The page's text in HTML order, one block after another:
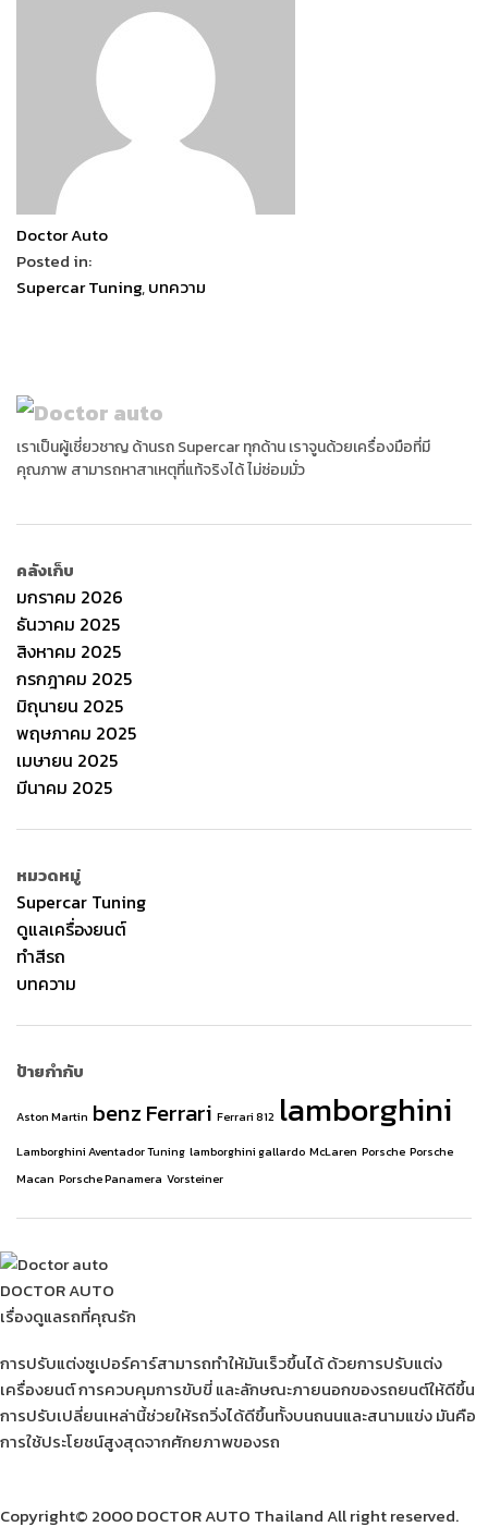
Doctor Auto
Posted in:
Supercar Tuning,บทความ
เราเป็นผู้เชี่ยวชาญ ด้านรถ Supercar ทุกด้าน เราจูนด้วยเครื่องมือที่มี
คุณภาพ สามารถหาสาเหตุที่แท้จริงได้ ไม่ซ่อมมั่ว
คลังเก็บ
มกราคม 2026
ธันวาคม 2025
สิงหาคม 2025
กรกฎาคม 2025
มิถุนายน 2025
พฤษภาคม 2025
เมษายน 2025
มีนาคม 2025
หมวดหมู่
Supercar Tuning
ดูแลเครื่องยนต์
ทำสีรถ
บทความ
ป้ายกำกับ
Aston Martin benzFerrari Ferrari 812 lamborghini
Lamborghini Aventador Tuning lamborghini gallardo McLaren Porsche Porsche
Macan Porsche Panamera Vorsteiner
DOCTOR AUTO
เรื่องดูแลรถที่คุณรัก
การปรับแต่งซูเปอร์คาร์สามารถทำให้มันเร็วขึ้นได้ ด้วยการปรับแต่ง
เครื่องยนต์ การควบคุมการขับขี่ และลักษณะภายนอกของรถยนต์ให้ดีขึ้น
การปรับเปลี่ยนเหล่านี้ช่วยให้รถวิ่งได้ดีขึ้นทั้งบนถนนและสนามแข่ง มันคือ
การใช้ประโยชน์สูงสุดจากศักยภาพของรถ
Copyright© 2000 DOCTOR AUTO Thailand All right reserved.